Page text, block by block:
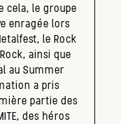
cela, le groupe
enragée lors
le Rock
ainsi que
au Summer
a pris
partie des
des héros